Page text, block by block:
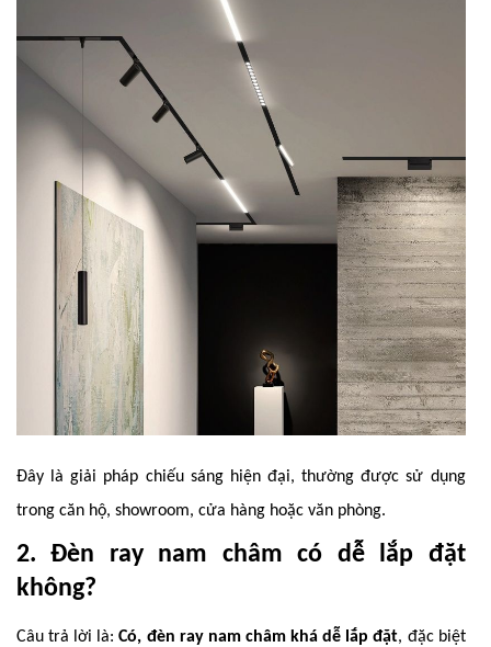
Đây là giải pháp chiếu sáng hiện đại, thường được sử dụng
trong căn hộ, showroom, cửa hàng hoặc văn phòng.
2. Đèn ray nam châm có dễ lắp đặt
không?
Câu trả lời là:Có, đèn ray nam châm khá dễ lắp đặt, đặc biệt